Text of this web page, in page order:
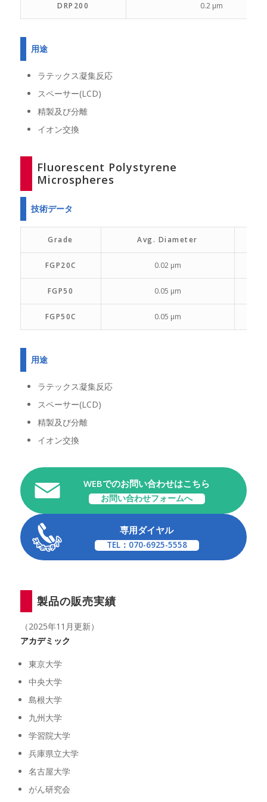
DRP200 0.2 µm
用途
ラテックス凝集反応
スペーサー(LCD)
精製及び分離
イオン交換
Fluorescent Polystyrene
Microspheres
技術データ
Grade Avg. Diameter
FGP20C 0.02 µm
FGP50 0.05 µm
FGP50C 0.05 µm
用途
ラテックス凝集反応
スペーサー(LCD)
精製及び分離
イオン交換
WEBでのお問い合わせはこちら
お問い合わせフォームへ
専用ダイヤル
TEL：070-6925-5558
製品の販売実績
（2025年11月更新）
アカデミック
東京大学
中央大学
島根大学
九州大学
学習院大学
兵庫県立大学
名古屋大学
がん研究会